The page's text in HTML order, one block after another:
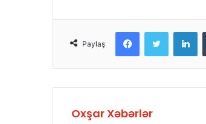
Paylaş
Oxşar Xəbərlər